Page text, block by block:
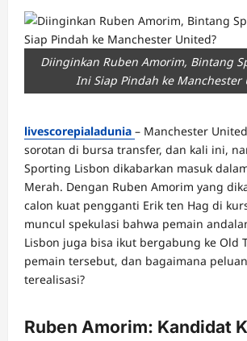
Diinginkan Ruben Amorim, Bintang
Ini Siap Pindah ke Manchester
livescorepialadunia – Manchester
sorotan di bursa transfer, dan kali ini,
Sporting Lisbon dikabarkan masuk
Merah. Dengan Ruben Amorim yang
calon kuat pengganti Erik ten Hag di
muncul spekulasi bahwa pemain
Lisbon juga bisa ikut bergabung ke Old
pemain tersebut, dan bagaimana
terealisasi?
Ruben Amorim: Kandidat